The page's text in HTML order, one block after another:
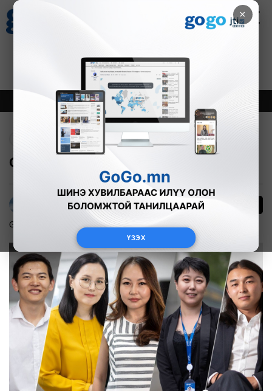
×
ҮЗЭХ
Зурхай
8.07
Онцлох Шинэ
GoGo-ийн АРД...
Г.Тэгшсүрэн 635
GoGo ил тод байдал 2022-06-24